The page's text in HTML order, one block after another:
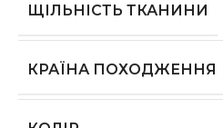
ЩІЛЬНІСТЬ ТКАНИНИ
КРАЇНА ПОХОДЖЕННЯ